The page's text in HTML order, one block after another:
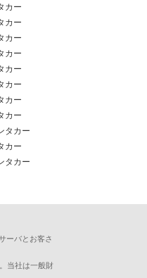
カー
カー
カー
カー
カー
カー
カー
カー
タカー
カー
タカー
ーバとお客さ
当社は一般財